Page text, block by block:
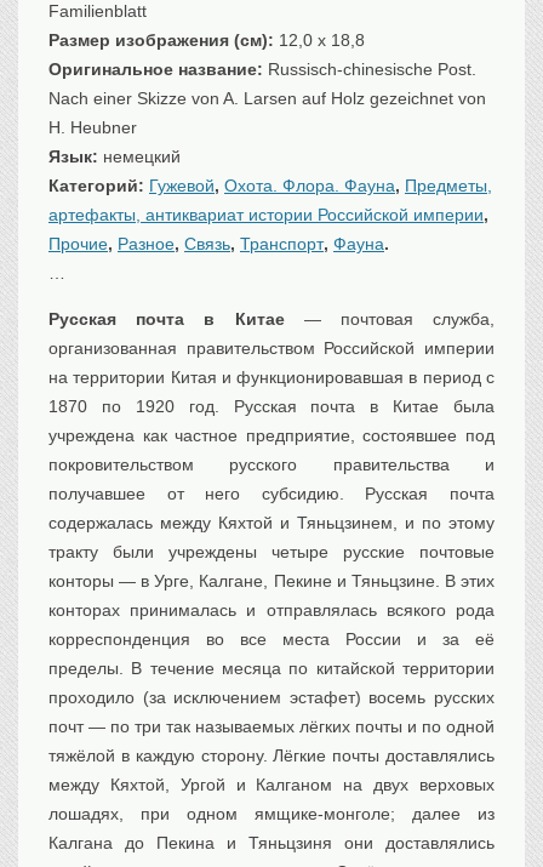
Гражданская мода
Униформа
Охота. Флора. Фауна
Фауна
Флора
Охота
Рыбы, рыбалка
Техника, транспорт, архитектура
Техника
Транспорт
Флот, кораблестроение
Связь
Букинистика
Оружие, военная атрибутика
экспонаты XVI-XIXв.
Досуг
Familienblatt
Размер изображения (см): 12,0 x 18,8
Оригинальное название: Russisch-chinesische Post.
Nach einer Skizze von A. Larsen auf Holz gezeichnet von
H. Heubner
Язык: немецкий
Категорий: Гужевой, Охота. Флора. Фауна, Предметы,
артефакты, антиквариат истории Российской империи,
Прочие, Разное, Связь, Транспорт, Фауна.
Русская почта в Китае— почтовая служба,
организованная правительством Российской империи
на территории Китая и функционировавшая в период с
1870 по 1920 год. Русская почта в Китае была
учреждена как частное предприятие, состоявшее под
покровительством русского правительства и
получавшее от него субсидию. Русская почта
содержалась между Кяхтой и Тяньцзинем, и по этому
тракту были учреждены четыре русские почтовые
конторы — в Урге, Калгане, Пекине и Тяньцзине. В этих
конторах принималась и отправлялась всякого рода
корреспонденция во все места России и за её
пределы. В течение месяца по китайской территории
проходило (за исключением эстафет) восемь русских
почт — по три так называемых лёгких почты и по одной
тяжёлой в каждую сторону. Лёгкие почты доставлялись
между Кяхтой, Ургой и Калганом на двух верховых
лошадях, при одном ямщике-монголе; далее из
Калгана до Пекина и Тяньцзиня они доставлялись